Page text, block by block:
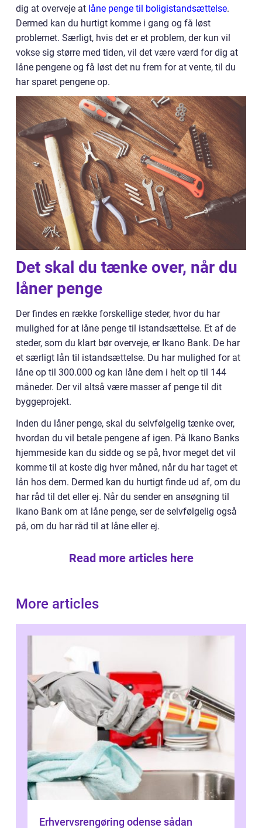
dig at overveje at låne penge til boligistandsættelse.
Dermed kan du hurtigt komme i gang og få løst
problemet. Særligt, hvis det er et problem, der kun vil
vokse sig større med tiden, vil det være værd for dig at
låne pengene og få løst det nu frem for at vente, til du
har sparet pengene op.
Det skal du tænke over, når du
låner penge
Der findes en række forskellige steder, hvor du har
mulighed for at låne penge til istandsættelse. Et af de
steder, som du klart bør overveje, er Ikano Bank. De har
et særligt lån til istandsættelse. Du har mulighed for at
låne op til 300.000 og kan låne dem i helt op til 144
måneder. Der vil altså være masser af penge til dit
byggeprojekt.
Inden du låner penge, skal du selvfølgelig tænke over,
hvordan du vil betale pengene af igen. På Ikano Banks
hjemmeside kan du sidde og se på, hvor meget det vil
komme til at koste dig hver måned, når du har taget et
lån hos dem. Dermed kan du hurtigt finde ud af, om du
har råd til det eller ej. Når du sender en ansøgning til
Ikano Bank om at låne penge, ser de selvfølgelig også
på, om du har råd til at låne eller ej.
Read more articles here
More articles
Erhvervsrengøring odense sådan